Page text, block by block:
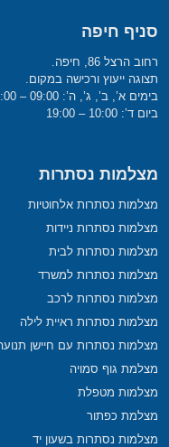
סניף חיפה
רחוב הרצל 86, חיפה.
תצוגה ייעוץ ורכישה במקום.
בימים א’, ב’, ג’, ה’: 09:00 – 18:00
ביום ד’: 10:00 – 19:00
מצלמות נסתרות
מצלמות נסתרות אלחוטיות
מצלמות נסתרות ניידות
מצלמות נסתרות לבית
מצלמות נסתרות למשרד
מצלמות נסתרות לרכב
מצלמות נסתרות ראיית לילה
מצלמות נסתרות עם חיישן
מצלמת גוף סמויה
מצלמות מטפלת
מצלמת כפתור
מצלמות נסתרות בשעון יד